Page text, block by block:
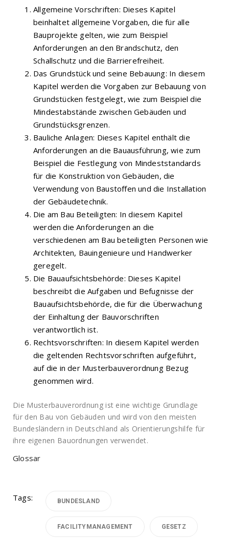
Allgemeine Vorschriften: Dieses Kapitel
beinhaltet allgemeine Vorgaben, die für alle
Bauprojekte gelten, wie zum Beispiel
Anforderungen an den Brandschutz, den
Schallschutz und die Barrierefreiheit.
Das Grundstück und seine Bebauung: In diesem
Kapitel werden die Vorgaben zur Bebauung von
Grundstücken festgelegt, wie zum Beispiel die
Mindestabstände zwischen Gebäuden und
Grundstücksgrenzen.
Bauliche Anlagen: Dieses Kapitel enthält die
Anforderungen an die Bauausführung, wie zum
Beispiel die Festlegung von Mindeststandards
für die Konstruktion von Gebäuden, die
Verwendung von Baustoffen und die Installation
der Gebäudetechnik.
Die am Bau Beteiligten: In diesem Kapitel
werden die Anforderungen an die
verschiedenen am Bau beteiligten Personen wie
Architekten, Bauingenieure und Handwerker
geregelt.
Die Bauaufsichtsbehörde: Dieses Kapitel
beschreibt die Aufgaben und Befugnisse der
Bauaufsichtsbehörde, die für die Überwachung
der Einhaltung der Bauvorschriften
verantwortlich ist.
Rechtsvorschriften: In diesem Kapitel werden
die geltenden Rechtsvorschriften aufgeführt,
auf die in der Musterbauverordnung Bezug
genommen wird.
Die Musterbauverordnung ist eine wichtige Grundlage
für den Bau von Gebäuden und wird von den meisten
Bundesländern in Deutschland als Orientierungshilfe für
ihre eigenen Bauordnungen verwendet.
Glossar
Tags: BUNDESLAND
FACILITYMANAGEMENT GESETZ